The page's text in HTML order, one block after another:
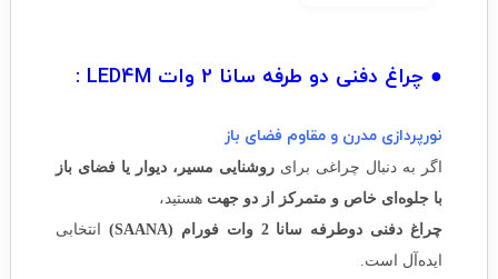
● چراغ دفنی دو طرفه سانا 2 وات LED4M :
نورپردازی مدرن و مقاوم فضای باز
اگر به دنبال چراغی برای روشنایی مسیر، دیوار یا فضای باز
با جلوه‌ای خاص و متمرکز از دو جهت هستید،
چراغ دفنی دوطرفه سانا 2 وات فورام (SAANA)
انتخابی
ایده‌آل است.